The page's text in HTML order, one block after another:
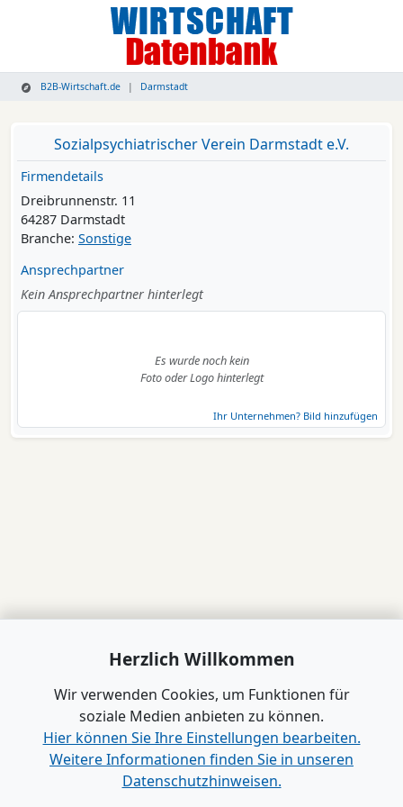
B2B-Wirtschaft.de Darmstadt
Sozialpsychiatrischer Verein Darmstadt e.V.
Firmendetails
Dreibrunnenstr. 11
64287 Darmstadt
Branche: Sonstige
Ansprechpartner
Kein Ansprechpartner hinterlegt
Es wurde noch kein
Foto oder Logo hinterlegt
Ihr Unternehmen? Bild hinzufügen
Herzlich Willkommen
Wir verwenden Cookies, um Funktionen für
soziale Medien anbieten zu können.
Hier können Sie Ihre Einstellungen bearbeiten.
Weitere Informationen finden Sie in unseren
Datenschutzhinweisen.